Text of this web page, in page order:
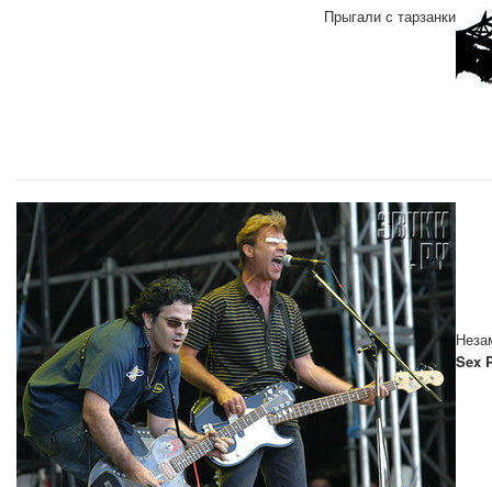
Прыгали с тарзанки
Sex